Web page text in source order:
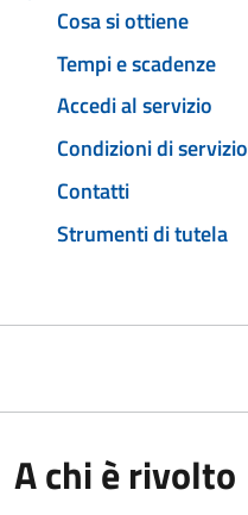
Cosa si ottiene
Tempi e scadenze
Accedi al servizio
Condizioni di servizio
Contatti
Strumenti di tutela
A chi è rivolto